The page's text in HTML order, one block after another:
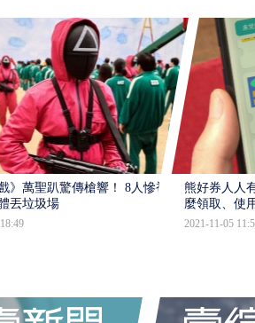
》萬聖趴驚傳槍響！ 8人慘被
丟垃圾場
熊好券人人
麼領取、使
2021-11-05